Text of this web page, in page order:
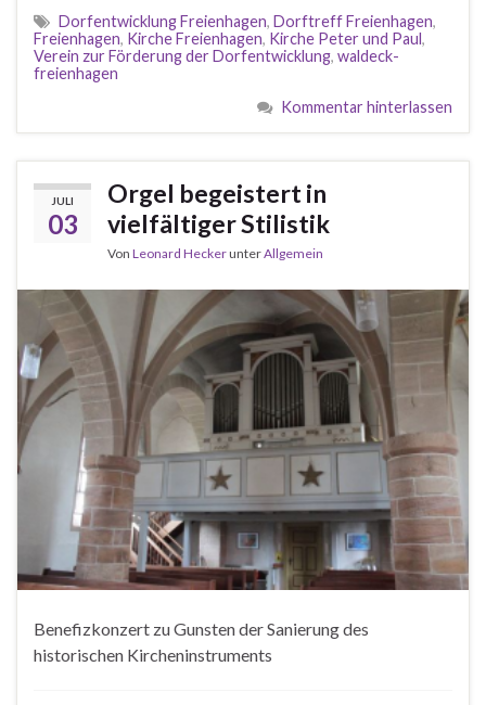
Dorfentwicklung Freienhagen, Dorftreff Freienhagen,
Freienhagen, Kirche Freienhagen, Kirche Peter und Paul,
Verein zur Förderung der Dorfentwicklung, waldeck-
freienhagen
Kommentar hinterlassen
JULI
03
Orgel begeistert in
vielfältiger Stilistik
Von Leonard HeckerunterAllgemein
Benefizkonzert zu Gunsten der Sanierung des
historischen Kircheninstruments